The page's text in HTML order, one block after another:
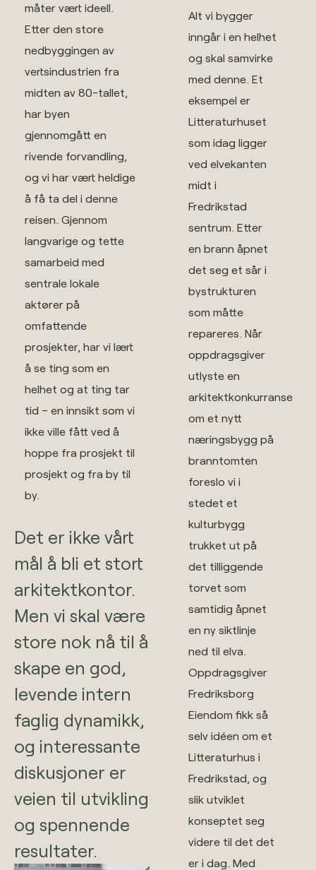
måter vært ideell.
Etter den store
nedbyggingen av
vertsindustrien fra
midten av 80-tallet,
har byen
gjennomgått en
rivende forvandling,
og vi har vært heldige
å få ta del i denne
reisen. Gjennom
langvarige og tette
samarbeid med
sentrale lokale
aktører på
omfattende
prosjekter, har vi lært
å se ting som en
helhet og at ting tar
tid – en innsikt som vi
ikke ville fått ved å
hoppe fra prosjekt til
prosjekt og fra by til
by.
Det er ikke vårt
mål å bli et stort
arkitektkontor.
Men vi skal være
store nok nå til å
skape en god,
levende intern
faglig dynamikk,
og interessante
diskusjoner er
veien til utvikling
og spennende
resultater.
Alt vi bygger
inngår i en helhet
og skal samvirke
med denne. Et
eksempel er
Litteraturhuset
som idag ligger
ved elvekanten
midt i
Fredrikstad
sentrum. Etter
en brann åpnet
det seg et sår i
bystrukturen
som måtte
repareres. Når
oppdragsgiver
utlyste en
arkitektkonkurranse
om et nytt
næringsbygg på
branntomten
foreslo vi i
stedet et
kulturbygg
trukket ut på
det tilliggende
torvet som
samtidig åpnet
en ny siktlinje
ned til elva.
Oppdragsgiver
Fredriksborg
Eiendom fikk så
selv idéen om et
Litteraturhus i
Fredrikstad, og
slik utviklet
konseptet seg
videre til det det
er i dag. Med